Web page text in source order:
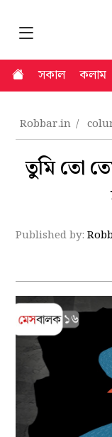
সকাল কলাম
Robbar.in
তুমি তো
Published by: